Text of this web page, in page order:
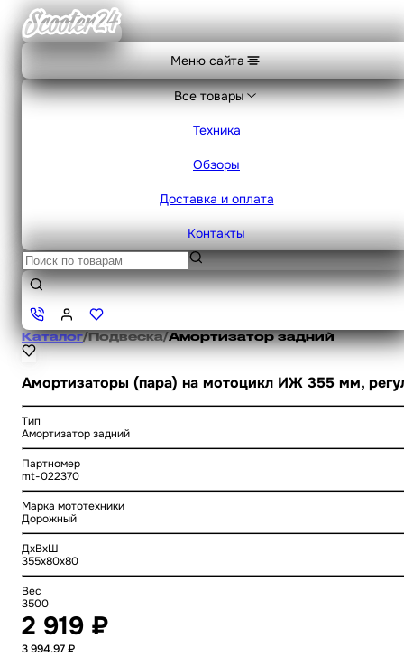
Меню сайта
Все товары
Техника
Обзоры
Доставка и оплата
Контакты
Каталог/Подвеска/Амортизатор задний
Амортизаторы (пара) на мотоцикл ИЖ 355 мм,
Тип
Амортизатор задний
Партномер
mt-022370
Марка мототехники
Дорожный
ДхВхШ
355x80x80
Вес
3500
2 919 ₽
3 994.97 ₽